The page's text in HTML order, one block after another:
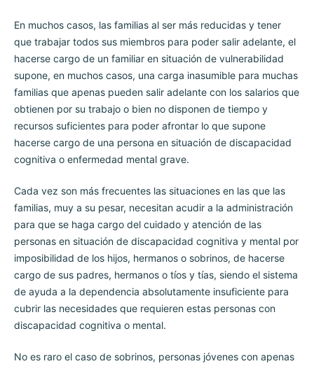
En muchos casos, las familias al ser más reducidas y tener
que trabajar todos sus miembros para poder salir adelante, el
hacerse cargo de un familiar en situación de vulnerabilidad
supone, en muchos casos, una carga inasumible para muchas
familias que apenas pueden salir adelante con los salarios que
obtienen por su trabajo o bien no disponen de tiempo y
recursos suficientes para poder afrontar lo que supone
hacerse cargo de una persona en situación de discapacidad
cognitiva o enfermedad mental grave.
Cada vez son más frecuentes las situaciones en las que las
familias, muy a su pesar, necesitan acudir a la administración
para que se haga cargo del cuidado y atención de las
personas en situación de discapacidad cognitiva y mental por
imposibilidad de los hijos, hermanos o sobrinos, de hacerse
cargo de sus padres, hermanos o tíos y tías, siendo el sistema
de ayuda a la dependencia absolutamente insuficiente para
cubrir las necesidades que requieren estas personas con
discapacidad cognitiva o mental.
No es raro el caso de sobrinos, personas jóvenes con apenas